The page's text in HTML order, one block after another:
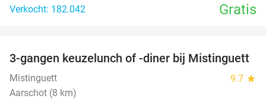
Verkocht: 182.042
Gratis
23%
3-gangen keuzelunch of -diner bij Mistinguett
Mistinguett 9.7 star
Aarschot (8 km)